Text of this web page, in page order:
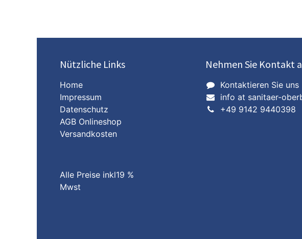
Nützliche Links
Home
Impressum
Datenschutz
AGB Onlineshop​
Versandkosten
Alle Preise inkl19 %
Mwst
Nehmen Sie Kontakt
Kontaktieren Sie uns
info at sanitaer-
+49 9142 9440398